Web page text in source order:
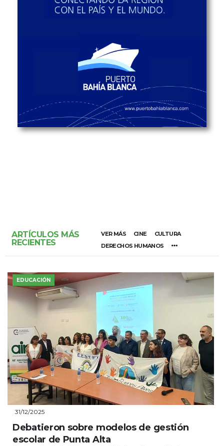
ARTÍCULOS MÁS
RECIENTES
VER MÁS CINE
CULTURA
DERECHOS HUMANOS
EDUCACIÓN
31/12/2025
Debatieron sobre modelos de gestión
escolar de Punta Alta